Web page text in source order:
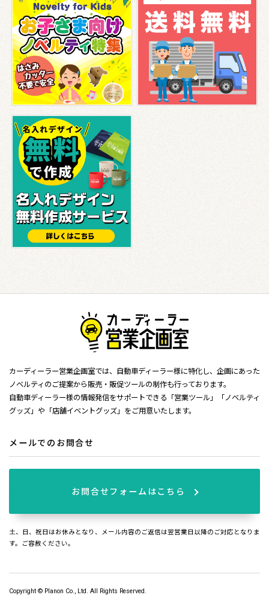
カーディーラー営業企画室では、自動車ディーラー様に特化し、企画にあった
ノベルティのご提案から販売・販促ツールの制作も行っております。
自動車ディーラー様の情報発信をサポートできる「営業ツール」「ノベルティ
グッズ」や「店舗イベントグッズ」をご用意いたします。
メールでのお問合せ
お問合せフォームはこちら
土、日、祝日はお休みとなり、メール内容のご返信は翌営業日以降のご対応となりま
す。ご容赦ください。
Copyright © Planon Co., Ltd. All Rights Reserved.